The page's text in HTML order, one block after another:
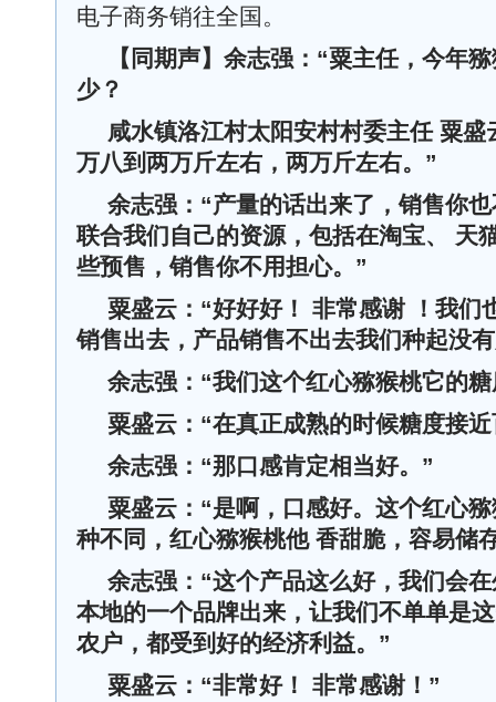
电子商务销往全国。
【 同期声】余志强 ：“粟主任，今年
少？
咸水镇洛江村太阳安村村委主任 粟
万八到两万斤左右，两万斤左右。 ”
余志强 ：“产量的话出来了，销售你
联合我们自己的资源，包括在淘宝、 天
些预售，销售你不用担心。 ”
粟盛云： “好好好！ 非常感谢 ！我们
销售出去，产品销售不出去我们种起没
余志强 ：“我们这个红心猕猴桃它的
粟盛云： “在真正成熟的时候糖度接
余志强 ：“那口感肯定相当好。”
粟盛云： “是啊，口感好。这个红心
种不同，红心猕猴桃他香甜脆，容易储
余志强 ：“这个产品这么好，我们会
本地的一个品牌出来，让我们不单单是
农户，都受到好的经济利益。 ”
粟盛云： “非常好！ 非常感谢！ ”